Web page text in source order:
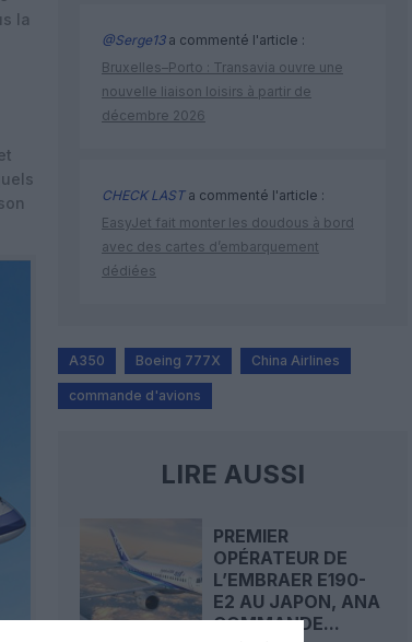
la
@Serge13a commenté l'article :
Bruxelles–Porto : Transavia ouvre une
nouvelle liaison loisirs à partir de
décembre 2026
CHECK LASTa commenté l'article :
EasyJet fait monter les doudous à bord
avec des cartes d’embarquement
dédiées
A350 Boeing 777X China Airlines
commande d'avions
LIRE AUSSI
PREMIER
OPÉRATEUR DE
L’EMBRAER E190-
E2 AU JAPON, ANA
COMMANDE...